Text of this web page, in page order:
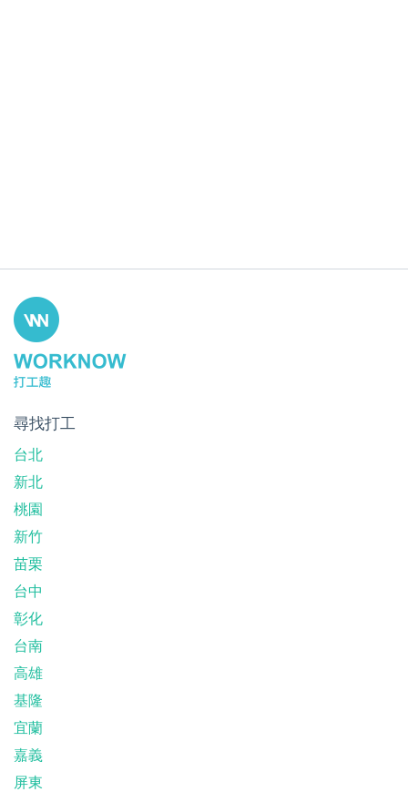
尋找打工
台北
新北
桃園
新竹
苗栗
台中
彰化
台南
高雄
基隆
宜蘭
嘉義
屏東